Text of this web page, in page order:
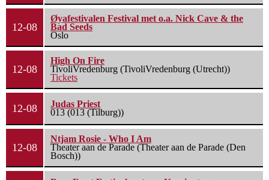
12-08
Øyafestivalen Festival met o.a. Nick Cave & the
Bad Seeds
Oslo
12-08
High On Fire
TivoliVredenburg (TivoliVredenburg (Utrecht))
Tickets
12-08
Judas Priest
013 (013 (Tilburg))
12-08
Ntjam Rosie - Who I Am
Theater aan de Parade (Theater aan de Parade (Den
Bosch))